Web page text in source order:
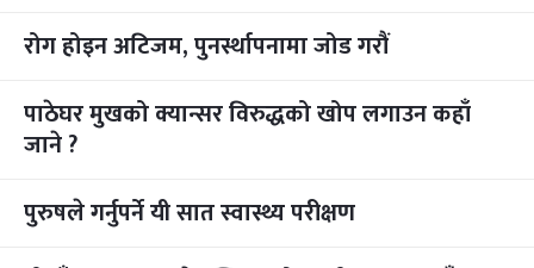
रोग होइन अटिजम, पुनर्स्थापनामा जोड गरौं
पाठेघर मुखको क्यान्सर विरुद्धको खोप लगाउन कहाँ
जाने ?
पुरुषले गर्नुपर्ने यी सात स्वास्थ्य परीक्षण